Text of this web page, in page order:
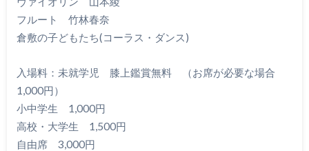
フルート 竹林春奈
倉敷の子どもたち(コーラス・ダンス)
入場料：未就学児 膝上鑑賞無料 （お席が必要な場合
1,000円）
小中学生 1,000円
高校・大学生 1,500円
自由席 3,000円